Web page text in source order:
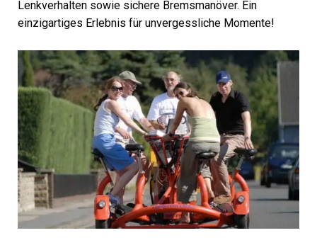
Lenkverhalten sowie sichere Bremsmanöver. Ein
einzigartiges Erlebnis für unvergessliche Momente!